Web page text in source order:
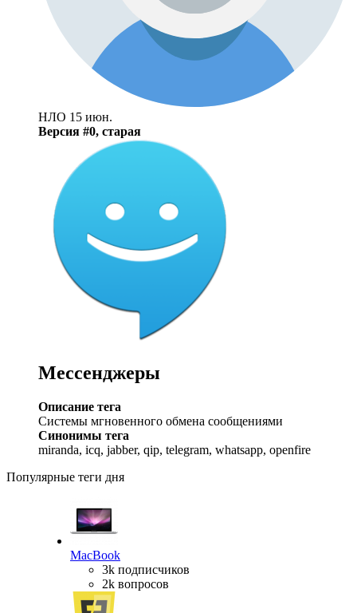
НЛО 15 июн.
Версия #0, старая
Мессенджеры
Описание тега
Системы мгновенного обмена сообщениями
Синонимы тега
miranda, icq, jabber, qip, telegram, whatsapp, openfire
Популярные теги дня
MacBook
3k подписчиков
2k вопросов